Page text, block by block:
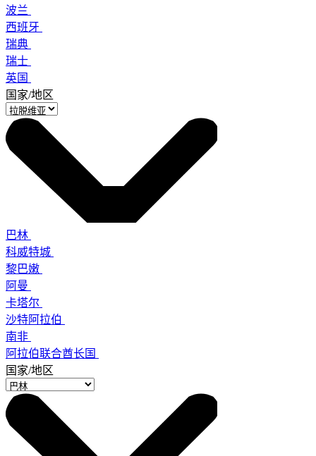
波兰
西班牙
瑞典
瑞士
英国
国家/地区
巴林
科威特城
黎巴嫩
阿曼
卡塔尔
沙特阿拉伯
南非
阿拉伯联合酋长国
国家/地区